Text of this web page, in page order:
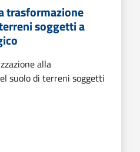
trasformazione
soggetti a
alla
suolo di terreni soggetti